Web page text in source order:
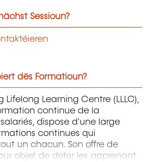
Sessioun?
dës Formatioun?
Lifelong Learning Centre (LLLC),
continue de la
dispose d'une large
continues qui
un chacun. Son offre de
objet de doter les apprenants